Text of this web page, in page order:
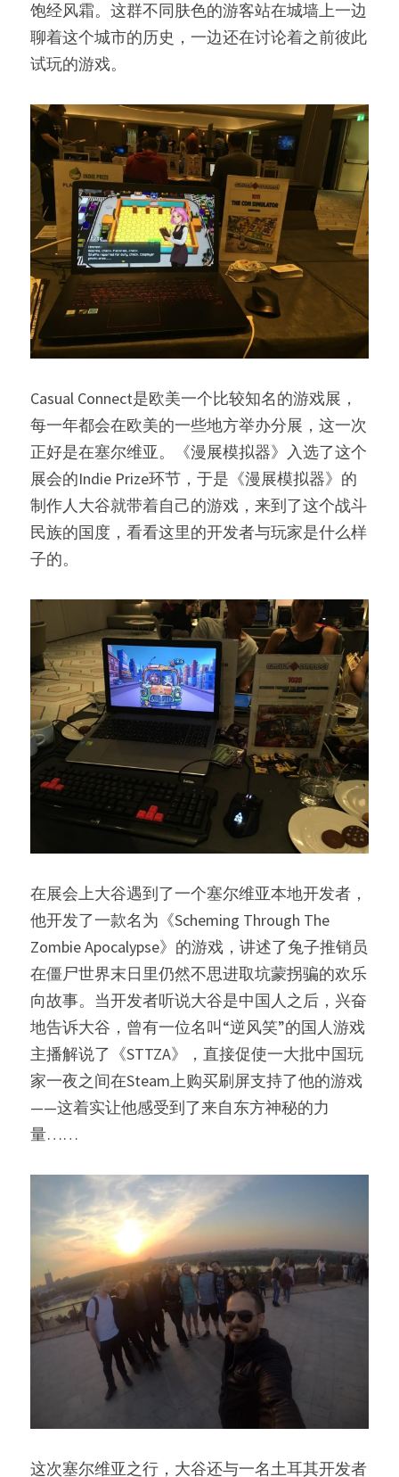
饱经风霜。这群不同肤色的游客站在城墙上一边
聊着这个城市的历史，一边还在讨论着之前彼此
试玩的游戏。
Casual Connect是欧美一个比较知名的游戏展，
每一年都会在欧美的一些地方举办分展，这一次
正好是在塞尔维亚。《漫展模拟器》入选了这个
展会的Indie Prize环节，于是《漫展模拟器》的
制作人大谷就带着自己的游戏，来到了这个战斗
民族的国度，看看这里的开发者与玩家是什么样
子的。
在展会上大谷遇到了一个塞尔维亚本地开发者，
他开发了一款名为《Scheming Through The
Zombie Apocalypse》的游戏，讲述了兔子推销员
在僵尸世界末日里仍然不思进取坑蒙拐骗的欢乐
向故事。当开发者听说大谷是中国人之后，兴奋
地告诉大谷，曾有一位名叫“逆风笑”的国人游戏
主播解说了《STTZA》，直接促使一大批中国玩
家一夜之间在Steam上购买刷屏支持了他的游戏
——这着实让他感受到了来自东方神秘的力
量……
这次塞尔维亚之行，大谷还与一名土耳其开发者